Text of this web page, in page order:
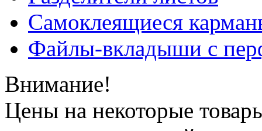
Самоклеящиеся
Файлы-вкладыши с
Внимание!
Цены на некоторые